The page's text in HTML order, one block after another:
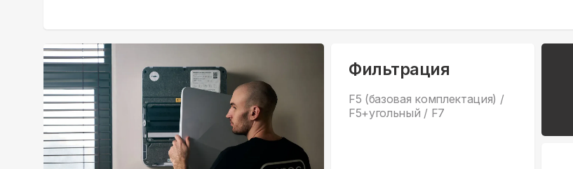
Фильтрация
F5 (базовая комплектация) /
F5+угольный / F7